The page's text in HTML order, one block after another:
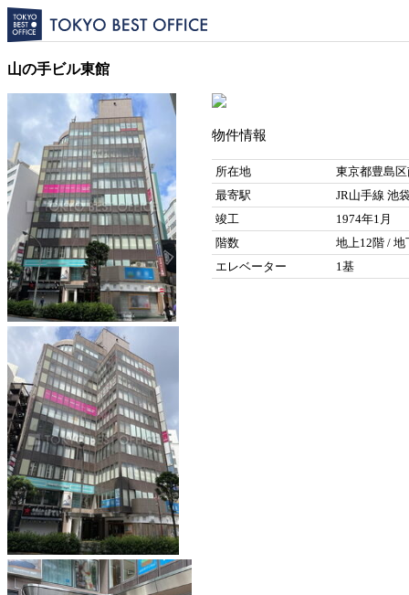
山の手ビル東館
物件情報
所在地
東京都豊島
最寄駅
JR山手線 池
竣工
1974年1月
階数
地上12階 / 地
エレベーター
1基